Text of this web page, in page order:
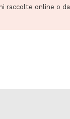
raccolte online o